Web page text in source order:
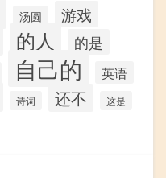
汤圆 游戏
的人 的是
自己的 英语
诗词 还不 这是